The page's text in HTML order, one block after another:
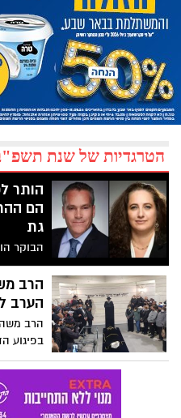
הטרגדיות של שנת
הותר
הם
גת
הבוקר
ענת טל-
ולהבים
הרב
הערב
הרב משה
בפיגוע
בבאר
העלמין
בשכונת
שנים את